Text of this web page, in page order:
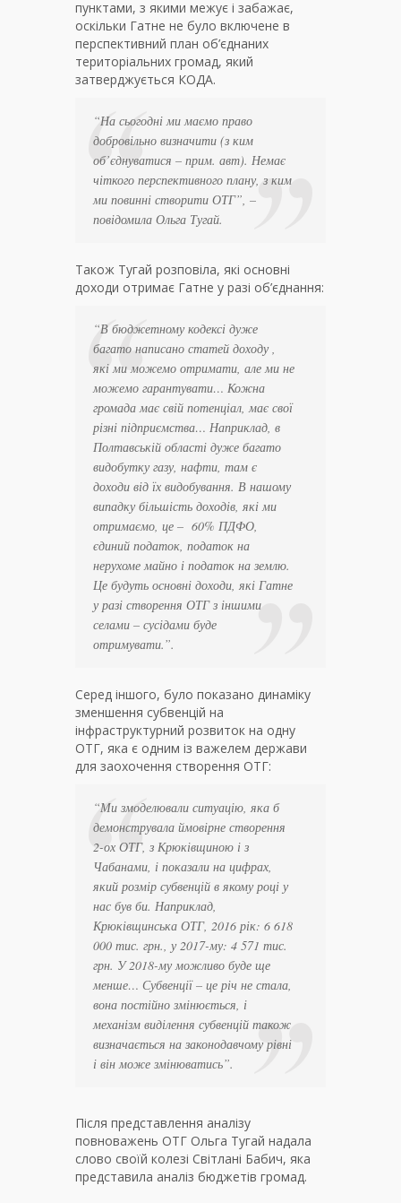
пунктами, з якими межує і забажає,
оcкільки Гатне не було включене в
перспективний план об’єднаних
територіальних громад, який
затверджується КОДА.
“На сьогодні ми маємо право
добровільно визначити (з ким
об’єднуватися – прим. авт). Немає
чіткого перспективного плану, з ким
ми повинні створити ОТГ”, –
повідомила Ольга Тугай.
Також Тугай розповіла, які основні
доходи отримає Гатне у разі об’єднання:
“В бюджетному кодексі дуже
багато написано статей доходу ,
які ми можемо отримати, але ми не
можемо гарантувати… Кожна
громада має свій потенціал, має свої
різні підприємства… Наприклад, в
Полтавській області дуже багато
видобутку газу, нафти, там є
доходи від їх видобування. В нашому
випадку більшість доходів, які ми
отримаємо, це – 60% ПДФО,
єдиний податок, податок на
нерухоме майно і податок на землю.
Це будуть основні доходи, які Гатне
у разі створення ОТГ з іншими
селами – сусідами буде
отримувати.”.
Серед іншого, було показано динаміку
зменшення субвенцій на
інфраструктурний розвиток на одну
ОТГ, яка є одним із важелем держави
для заохочення створення ОТГ:
“Ми змоделювали ситуацію, яка б
демонструвала ймовірне створення
2-ох ОТГ, з Крюківщиною і з
Чабанами, і показали на цифрах,
який розмір субвенцій в якому році у
нас був би. Наприклад,
Крюківщинська ОТГ, 2016 рік: 6 618
000 тис. грн., у 2017-му: 4 571 тис.
грн. У 2018-му можливо буде ще
менше… Субвенції – це річ не стала,
вона постійно змінюється, і
механізм виділення субвенцій також
визначається на законодавчому рівні
і він може змінюватись”.
Після представлення аналізу
повноважень ОТГ Ольга Тугай надала
слово своїй колезі Світлані Бабич, яка
представила аналіз бюджетів громад.